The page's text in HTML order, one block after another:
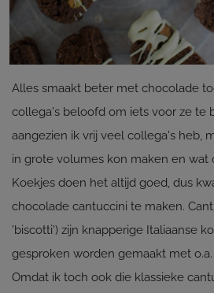
Alles smaakt beter met chocolade
collega's beloofd om iets voor ze te
aangezien ik vrij veel collega's heb,
in grote volumes kon maken en wat
Koekjes doen het altijd goed, dus
chocolade cantuccini te maken.
'biscotti') zijn knapperige Italiaanse
gesproken worden gemaakt met
Omdat ik toch ook die klassieke